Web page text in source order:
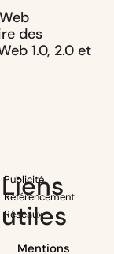
des
1.0, 2.0 et
Publicité
Référencement
Réseaux
Liens
utiles
Mentions